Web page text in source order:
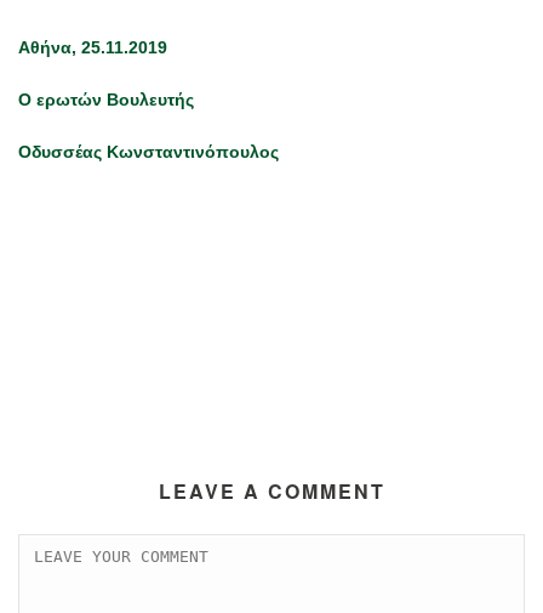
Αθήνα, 25.11.2019
Ο ερωτών Βουλευτής
Οδυσσέας Κωνσταντινόπουλος
LEAVE A COMMENT